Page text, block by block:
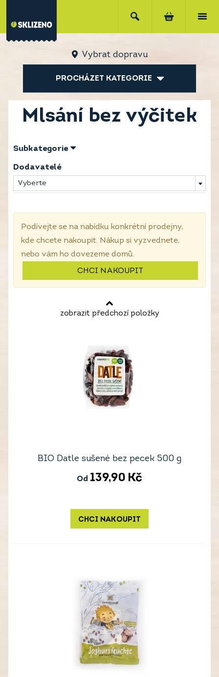
Vybrat dopravu
PROCHÁZET KATEGORIE
Mlsání bez výčitek
Subkategorie
Dodavatelé
Vyberte
Podívejte se na nabídku konkrétní prodejny,
kde chcete nakoupit. Nákup si vyzvednete,
nebo vám ho dovezeme domů.
CHCI NAKOUPIT
zobrazit předchozí položky
BIO Datle sušené bez pecek 500 g
Od 139,90 Kč
CHCI NAKOUPIT